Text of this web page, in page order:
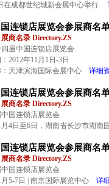
在成都世纪城新会展中心举行.
连锁店展览会参展商名
商名录 Directory.ZS
四届中国连锁店展览会
2012年11月1日-3日
天津滨海国际会展中心
详细
连锁店展览会参展商名
商名录 Directory.ZS
国连锁店展览会
月4日至6日，湖南省长沙市湖南
连锁店展览会参展商名
商名录 Directory.ZS
国连锁店展览会
月5-7日 | 南京国际展览中心
详